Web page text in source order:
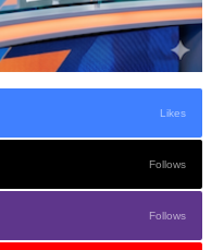
Likes
Follows
Follows